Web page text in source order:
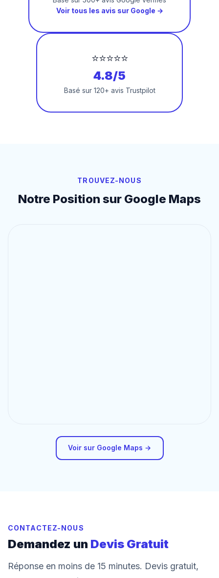
Voir tous les avis sur Google →
⭐⭐⭐⭐⭐
4.8/5
Basé sur 120+ avis Trustpilot
TROUVEZ-NOUS
Notre Position sur Google Maps
Voir sur Google Maps →
CONTACTEZ-NOUS
Demandez un Devis Gratuit
Réponse en moins de 15 minutes. Devis gratuit,